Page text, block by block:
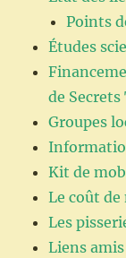
Points
Études
de
Groupes
Kit de
Le coût
Les
Liens amis